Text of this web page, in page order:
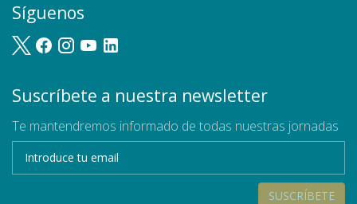
Síguenos
Suscríbete a nuestra newsletter
Te mantendremos informado de todas nuestras jornadas
SUSCRÍBETE